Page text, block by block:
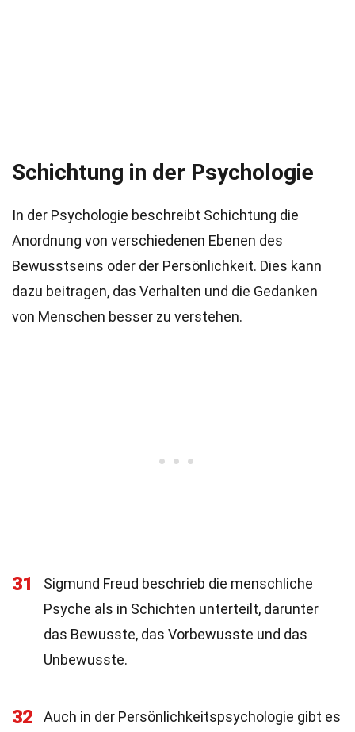
Schichtung in der Psychologie
In der Psychologie beschreibt Schichtung die
Anordnung von verschiedenen Ebenen des
Bewusstseins oder der Persönlichkeit. Dies kann
dazu beitragen, das Verhalten und die Gedanken
von Menschen besser zu verstehen.
31
Sigmund Freud beschrieb die menschliche
Psyche als in Schichten unterteilt, darunter
das Bewusste, das Vorbewusste und das
Unbewusste.
32
Auch in der Persönlichkeitspsychologie gibt es